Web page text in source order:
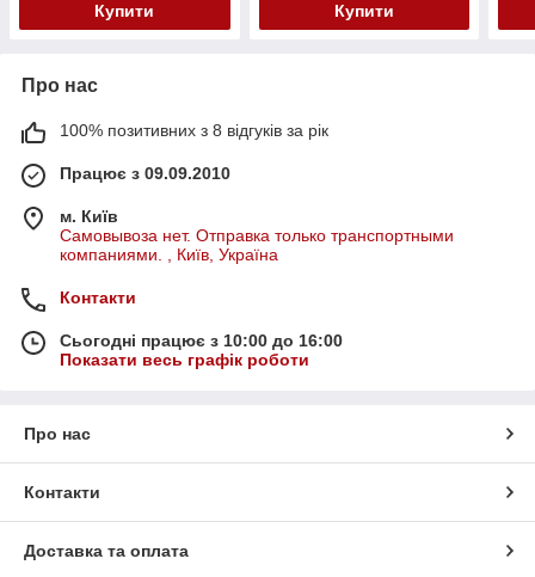
Купити Купити
Про нас
100% позитивних з 8 відгуків за рік
Працює з 09.09.2010
м. Київ
Самовывоза нет. Отправка только транспортными
компаниями. , Київ, Україна
Контакти
Сьогодні працює з 10:00 до 16:00
Показати весь графік роботи
Про нас
Контакти
Доставка та оплата